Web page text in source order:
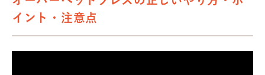
イント・注意点